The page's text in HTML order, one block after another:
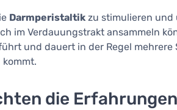
Darmperistaltik zu stimulieren und
im Verdauungstrakt ansammeln
und dauert in der Regel
die